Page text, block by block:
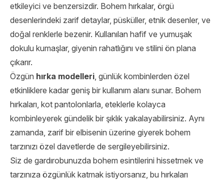
etkileyici ve benzersizdir. Bohem hırkalar, örgü
desenlerindeki zarif detaylar, püsküller, etnik desenler, ve
doğal renklerle bezenir. Kullanılan hafif ve yumuşak
dokulu kumaşlar, giyenin rahatlığını ve stilini ön plana
çıkarır.
Özgün hırka modelleri, günlük kombinlerden özel
etkinliklere kadar geniş bir kullanım alanı sunar. Bohem
hırkaları, kot pantolonlarla, eteklerle kolayca
kombinleyerek gündelik bir şıklık yakalayabilirsiniz. Aynı
zamanda, zarif bir elbisenin üzerine giyerek bohem
tarzınızı özel davetlerde de sergileyebilirsiniz.
Siz de gardırobunuzda bohem esintilerini hissetmek ve
tarzınıza özgünlük katmak istiyorsanız, bu hırkaları